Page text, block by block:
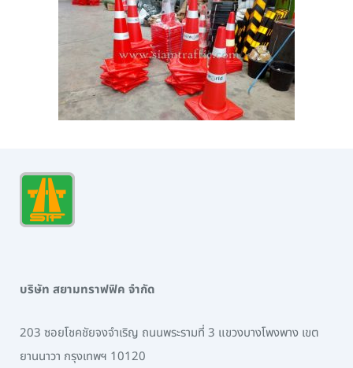
บริษัท สยามทราฟฟิค จำกัด
203 ซอยโชคชัยจงจำเริญ ถนนพระรามที่ 3 แขวงบางโพงพาง เขต
ยานนาวา กรุงเทพฯ 10120